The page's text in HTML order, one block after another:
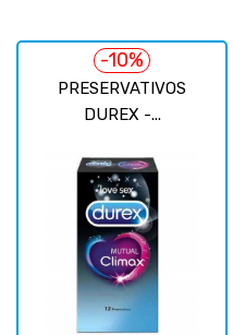
PRESERVATIVOS
DUREX -...
-10%